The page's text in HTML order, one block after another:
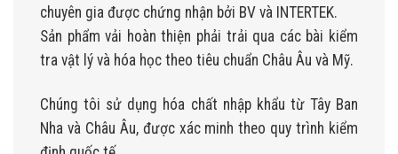
chuyên gia được chứng nhận bởi BV và INTERTEK.
Sản phẩm vải hoàn thiện phải trải qua các bài kiểm
tra vật lý và hóa học theo tiêu chuẩn Châu Âu và Mỹ.
Chúng tôi sử dụng hóa chất nhập khẩu từ Tây Ban
Nha và Châu Âu, được xác minh theo quy trình kiểm